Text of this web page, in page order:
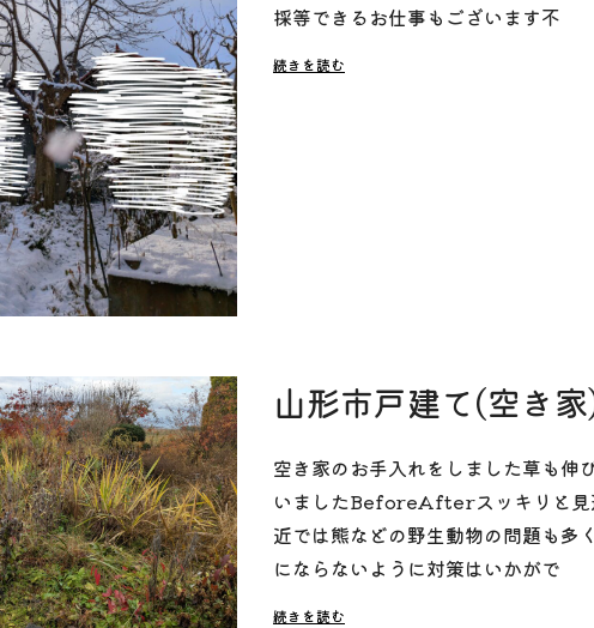
採等できるお仕事もございます不
続きを読む
山形市戸建て(空き
空き家のお手入れをしました草も伸
いましたBeforeAfterスッキリと見
近では熊などの野生動物の問題も多
にならないように対策はいかがで
続きを読む